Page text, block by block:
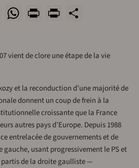
Bluesky
WhatsApp
Print
vient de clore une étape de la vie
et la reconduction d’une majorité de
donnent un coup de frein à la
croissante que la France
autres pays d’Europe. Depuis 1988
entrelacée de gouvernements et de
gauche, usant progressivement le PS et
partis de la droite gaulliste —